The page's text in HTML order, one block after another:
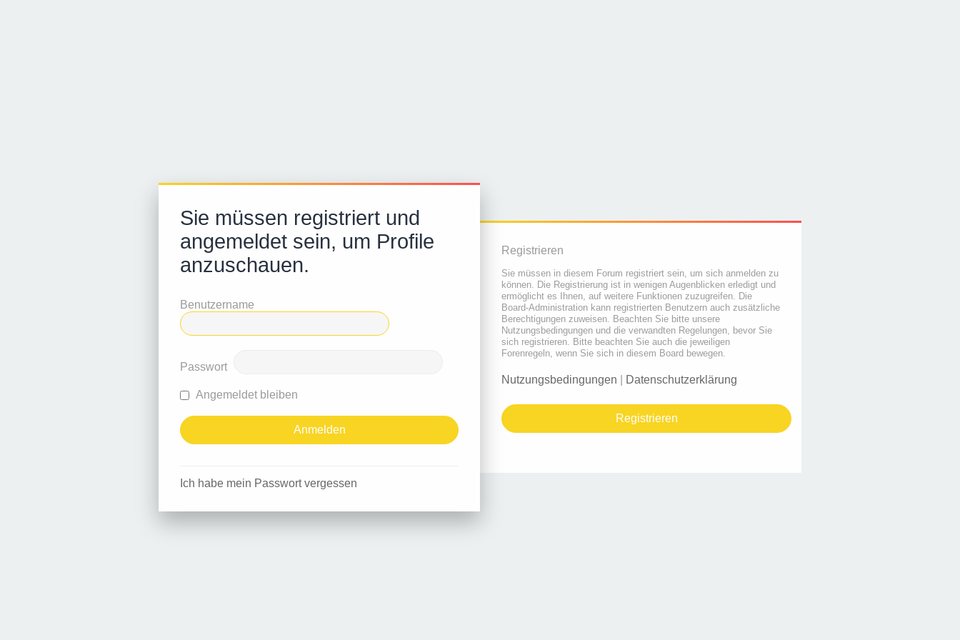
Sie müssen registriert und
angemeldet sein, um Profile
anzuschauen.
Benutzername
Passwort
Angemeldet bleiben
Ich habe mein Passwort vergessen
Registrieren
Sie müssen in diesem Forum registriert sein, um sich anmelden zu
können. Die Registrierung ist in wenigen Augenblicken erledigt und
ermöglicht es Ihnen, auf weitere Funktionen zuzugreifen. Die
Board-Administration kann registrierten Benutzern auch zusätzliche
Berechtigungen zuweisen. Beachten Sie bitte unsere
Nutzungsbedingungen und die verwandten Regelungen, bevor Sie
sich registrieren. Bitte beachten Sie auch die jeweiligen
Forenregeln, wenn Sie sich in diesem Board bewegen.
Nutzungsbedingungen Datenschutzerklärung
Registrieren